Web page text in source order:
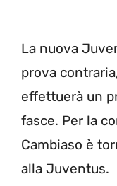
La nuova
prova
effettuerà un
fasce. Per la
Cambiaso è
alla Juventus.